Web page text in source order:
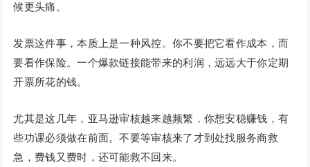
候更头痛。
发票这件事，本质上是一种风控。你不要把它看作成本，而
要看作保险。一个爆款链接能带来的利润，远远大于你定期
开票所花的钱。
尤其是这几年，亚马逊审核越来越频繁，你想安稳赚钱，有
些功课必须做在前面。不要等审核来了才到处找服务商救
急，费钱又费时，还可能救不回来。